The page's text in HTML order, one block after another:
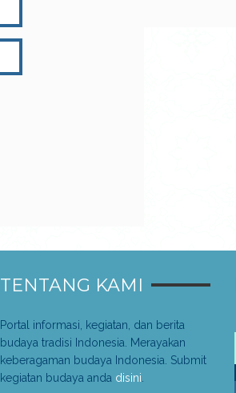
TENTANG KAMI
Portal informasi, kegiatan, dan berita
budaya tradisi Indonesia. Merayakan
keberagaman budaya Indonesia. Submit
kegiatan budaya anda disini